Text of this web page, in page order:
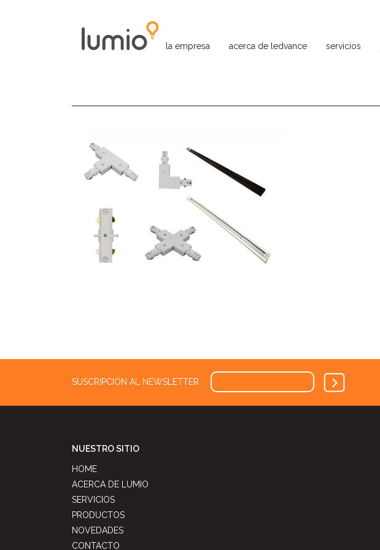
la empresa acerca de ledvance servicios
SUSCRIPCIÓN AL NEWSLETTER
NUESTRO SITIO
HOME
ACERCA DE LUMIO
SERVICIOS
PRODUCTOS
NOVEDADES
CONTACTO